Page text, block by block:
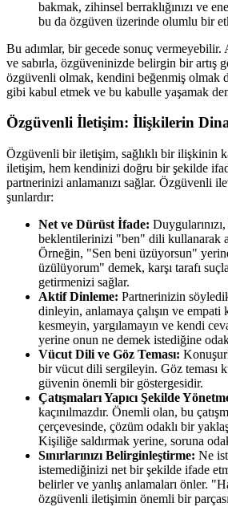
bakmak, zihinsel berraklığınızı ve
bu da özgüven üzerinde olumlu bir
Bu adımlar, bir gecede sonuç
ve sabırla, özgüveninizde belirgin bir artış
özgüvenli olmak, kendini beğenmiş olmak
gibi kabul etmek ve bu kabulle yaşamak
Özgüvenli İletişim: İlişkilerin
Özgüvenli bir iletişim, sağlıklı bir ilişkinin
iletişim, hem kendinizi doğru bir şekilde
partnerinizi anlamanızı sağlar. Özgüvenli
şunlardır:
Net ve Dürüst İfade:
beklentilerinizi "ben" dili kullanarak
Örneğin, "Sen beni üzüyorsun"
üzülüyorum" demek, karşı tarafı
getirmenizi sağlar.
Aktif Dinleme: Partnerinizin
dinleyin, anlamaya çalışın ve empati
kesmeyin, yargılamayın ve kendi
yerine onun ne demek istediğine
Vücut Dili ve Göz Teması:
bir vücut dili sergileyin. Göz teması
güvenin önemli bir göstergesidir.
Çatışmaları Yapıcı Şekilde
kaçınılmazdır. Önemli olan, bu
çerçevesinde, çözüm odaklı bir
Kişiliğe saldırmak yerine, soruna
Sınırlarınızı Belirginleştirme: Ne
istemediğinizi net bir şekilde ifade
belirler ve yanlış anlamaları önler.
özgüvenli iletişimin önemli bir